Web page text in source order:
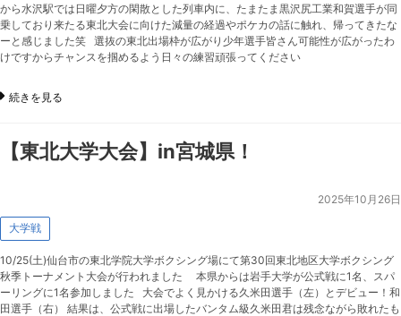
から水沢駅では日曜夕方の閑散とした列車内に、たまたま黒沢尻工業和賀選手が同
乗しており来たる東北大会に向けた減量の経過やポケカの話に触れ、帰ってきたな
ーと感じました笑 選抜の東北出場枠が広がり少年選手皆さん可能性が広がったわ
けですからチャンスを掴めるよう日々の練習頑張ってください
続きを見る
【東北大学大会】in宮城県！
2025年10月26日
大学戦
10/25(土)仙台市の東北学院大学ボクシング場にて第30回東北地区大学ボクシング
秋季トーナメント大会が行われました 本県からは岩手大学が公式戦に1名、スパ
ーリングに1名参加しました 大会でよく見かける久米田選手（左）とデビュー！和
田選手（右） 結果は、公式戦に出場したバンタム級久米田君は残念ながら敗れたも